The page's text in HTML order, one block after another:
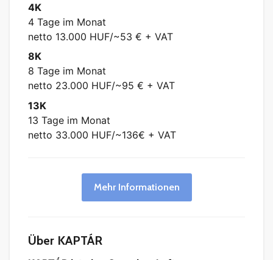
4K
4 Tage im Monat
netto 13.000 HUF/~53 € + VAT
8K
8 Tage im Monat
netto 23.000 HUF/~95 € + VAT
13K
13 Tage im Monat
netto 33.000 HUF/~136€ + VAT
Mehr Informationen
Über KAPTÁR